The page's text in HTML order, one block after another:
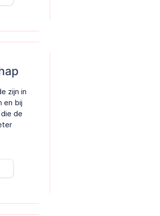
zijn in
en bij
de